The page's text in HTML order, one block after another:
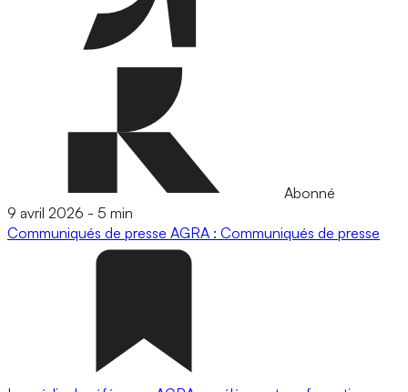
Abonné
9 avril 2026 - 5 min
Communiqués de presse AGRA : Communiqués de presse